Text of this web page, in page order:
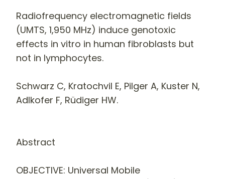
Radiofrequency electromagnetic fields
(UMTS, 1,950 MHz) induce genotoxic
effects in vitro in human fibroblasts but
not in lymphocytes.
Schwarz C, Kratochvil E, Pilger A, Kuster N,
Adlkofer F, Rüdiger HW.
Abstract
OBJECTIVE: Universal Mobile